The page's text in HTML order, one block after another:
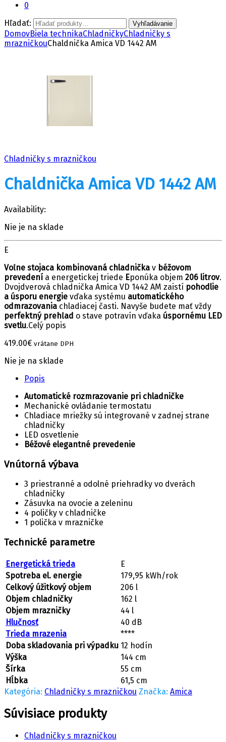
0
Hľadať:
Vyhľadávanie
DomovBiela technikaChladničkyChladničky s
mrazničkouChaldnička Amica VD 1442 AM
Chladničky s mrazničkou
Chaldnička Amica VD 1442 AM
Availability:
Nie je na sklade
E
Voľne stojaca kombinovaná chladnička v béžovom
prevedenía energetickej triede Eponúka objem 206 litrov.
Dvojdverová chladnička Amica VD 1442 AM zaistí pohodlie
a úsporu energie vďaka systému automatického
odmrazovania chladiacej časti. Navyše budete mať vždy
perfektný prehľad o stave potravín vďaka úspornému LED
svetlu.Celý popis
419.00€ vrátane DPH
Nie je na sklade
Popis
Automatické rozmrazovanie pri chladničke
Mechanické ovládanie termostatu
Chladiace mriežky sú integrované v zadnej strane
chladničky
LED osvetlenie
Béžové elegantné prevedenie
Vnútorná výbava
3 priestranné a odolné priehradky vo dverách
chladničky
Zásuvka na ovocie a zeleninu
4 poličky v chladničke
1 polička v mrazničke
Technické parametre
Energetická trieda
E
Spotreba el. energie
179,95 kWh/rok
Celkový úžitkový objem
206 l
Objem chladničky
162 l
Objem mrazničky
44 l
Hlučnosť
40 dB
Trieda mrazenia
****
Doba skladovania pri výpadku 12 hodín
Výška
144 cm
Šírka
55 cm
Hĺbka
61,5 cm
Kategória: Chladničky s mrazničkou Značka: Amica
Súvisiace produkty
Chladničky s mrazničkou